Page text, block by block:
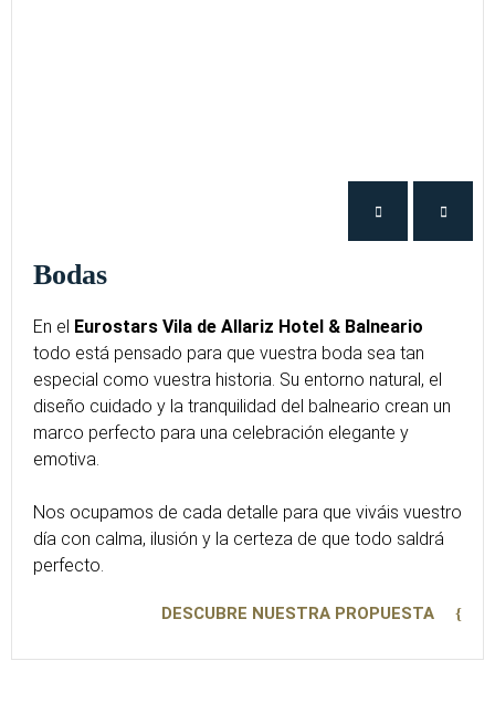
Bodas
En el Eurostars Vila de Allariz Hotel & Balneario
todo está pensado para que vuestra boda sea tan
especial como vuestra historia. Su entorno natural, el
diseño cuidado y la tranquilidad del balneario crean un
marco perfecto para una celebración elegante y
emotiva.
Nos ocupamos de cada detalle para que viváis vuestro
día con calma, ilusión y la certeza de que todo saldrá
perfecto.
DESCUBRE NUESTRA PROPUESTA